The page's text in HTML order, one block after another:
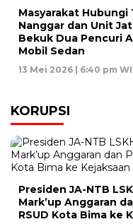
Masyarakat Hubungi
Nanggar dan Unit
Bekuk Dua Pencuri
Mobil Sedan
13 Mei 2026 | 6:40 pm
KORUPSI
Presiden JA-NTB
Mark’up Anggaran
RSUD Kota Bima ke